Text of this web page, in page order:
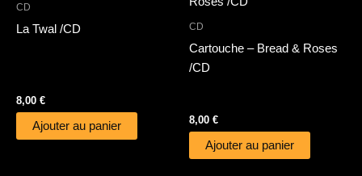
CD
La Twal /CD
8,00 €
Ajouter au panier
CD
Cartouche – Bread & Roses
/CD
8,00 €
Ajouter au panier